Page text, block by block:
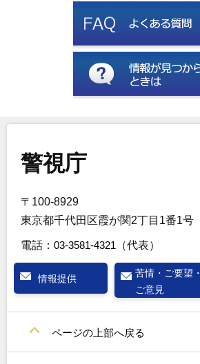
警視庁
〒100-8929
東京都千代田区霞が関2丁目1番1号
電話： 03-3581-4321 （代表）
情報提供
苦情・ご要望・
ご意見
ページの上部へ戻る